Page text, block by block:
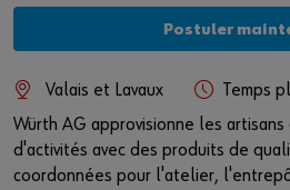
Postuler
Valais et Lavaux
Temps
Würth AG approvisionne les
d'activités avec des produits de
coordonnées pour l'atelier,